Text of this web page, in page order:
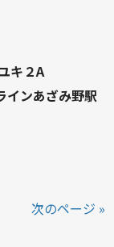
キ２A
インあざみ野駅
次のページ »